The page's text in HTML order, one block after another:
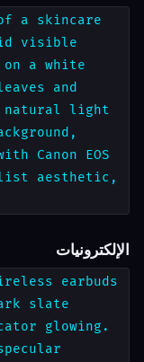
a skincare
visible
a white
and
natural light
Canon EOS
aesthetic,
الإلكترونيات
earbuds
slate
glowing.